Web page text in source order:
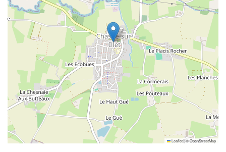
Leaflet|©OpenStreetMap